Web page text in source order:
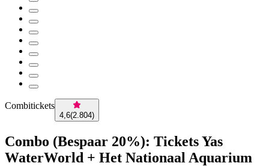
Combitickets
4,6(2.804)
Combo (Bespaar 20%): Tickets Yas
WaterWorld + Het Nationaal Aquarium